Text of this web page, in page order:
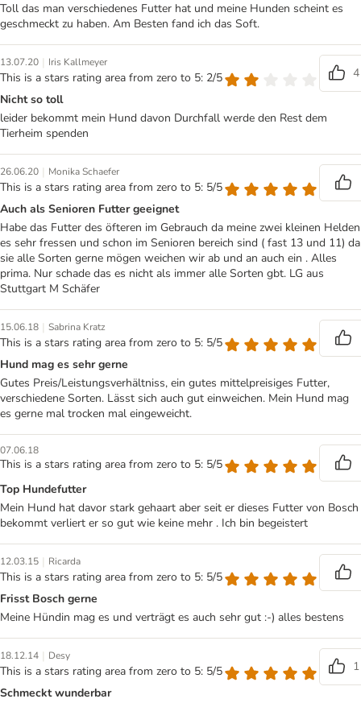
Toll das man verschiedenes Futter hat und meine Hunden scheint es
geschmeckt zu haben. Am Besten fand ich das Soft.
13.07.20 | Iris Kallmeyer
This is a stars rating area from zero to 5: 2/5
4
Nicht so toll
leider bekommt mein Hund davon Durchfall werde den Rest dem
Tierheim spenden
26.06.20 | Monika Schaefer
This is a stars rating area from zero to 5: 5/5
Auch als Senioren Futter geeignet
Habe das Futter des öfteren im Gebrauch da meine zwei kleinen Helden
es sehr fressen und schon im Senioren bereich sind ( fast 13 und 11) da
sie alle Sorten gerne mögen weichen wir ab und an auch ein . Alles
prima. Nur schade das es nicht als immer alle Sorten gbt. LG aus
Stuttgart M Schäfer
15.06.18 | Sabrina Kratz
This is a stars rating area from zero to 5: 5/5
Hund mag es sehr gerne
Gutes Preis/Leistungsverhältniss, ein gutes mittelpreisiges Futter,
verschiedene Sorten. Lässt sich auch gut einweichen. Mein Hund mag
es gerne mal trocken mal eingeweicht.
07.06.18
This is a stars rating area from zero to 5: 5/5
Top Hundefutter
Mein Hund hat davor stark gehaart aber seit er dieses Futter von Bosch
bekommt verliert er so gut wie keine mehr . Ich bin begeistert
12.03.15 | Ricarda
This is a stars rating area from zero to 5: 5/5
Frisst Bosch gerne
Meine Hündin mag es und verträgt es auch sehr gut :-) alles bestens
18.12.14 | Desy
This is a stars rating area from zero to 5: 5/5
1
Schmeckt wunderbar